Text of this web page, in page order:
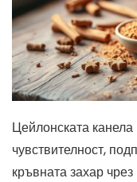
Цейлонската
чувствителност,
кръвната захар